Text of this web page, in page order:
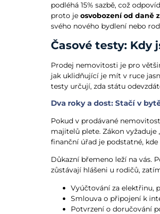
podléhá 15% sazbě, což
proto je osvobození od daně
svého nového bydlení nebo
Časové testy: Kdy
Prodej nemovitosti je pro
jak uklidňující je mít v ruce
testy určují, zda státu
Dva roky a dost: Stačí v
Pokud v prodávané
majitelů plete. Zákon
finanční úřad je podstatné,
Důkazní břemeno leží na vás.
zůstávají hlášeni u rodičů,
Vyúčtování za elektřinu,
Smlouva o připojení k
Potvrzení o doručování